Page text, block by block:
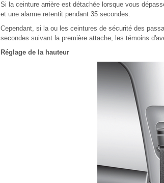
Si la ceinture arrière est détachée lorsque vous
et une alarme retentit pendant 35 secondes.
Cependant, si la ou les ceintures de sécurité des
secondes suivant la première attache, les témoins
Réglage de la hauteur